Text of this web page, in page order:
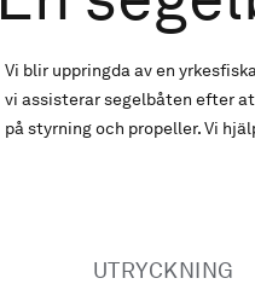
Vi blir uppringda av en
vi assisterar segelbåten efter
på styrning och propeller. Vi
UTRYCKNING